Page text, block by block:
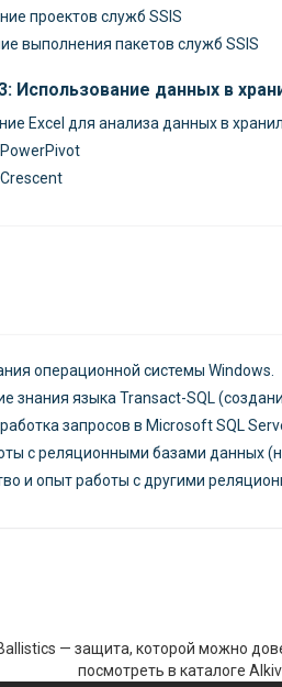
проектов служб SSIS
выполнения пакетов служб SSIS
Использование данных в
Excel для анализа данных в
операционной системы Windows.
знания языка Transact-SQL
запросов в Microsoft SQL
с реляционными базами данных
и опыт работы с другими
— защита, которой можно
посмотреть в каталоге